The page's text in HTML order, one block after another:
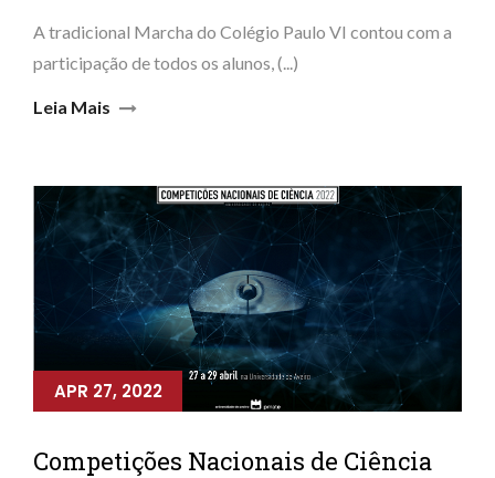
A tradicional Marcha do Colégio Paulo VI contou com a
participação de todos os alunos, (...)
Leia Mais
APR 27, 2022
Competições Nacionais de Ciência